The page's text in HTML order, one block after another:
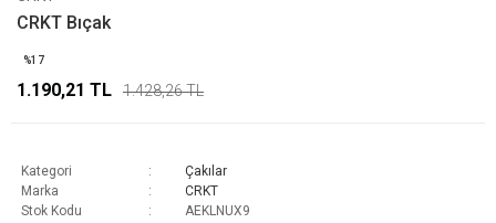
CRKT Bıçak
%17
1.190,21 TL 1.428,26 TL
Kategori
Çakılar
Marka
CRKT
Stok Kodu
AEKLNUX9